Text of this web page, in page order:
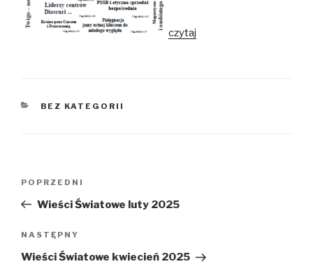
czytaj
KATEGORIE
BEZ KATEGORII
Poprzedni
wpis
POPRZEDNI
Wieści Światowe luty 2025
Następny
wpis
NASTĘPNY
Wieści Światowe kwiecień 2025